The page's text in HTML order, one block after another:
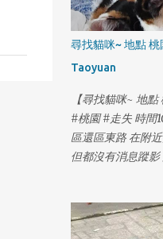
1
尋找貓咪~ 地點
Taoyuan
【尋找貓咪~ 地
#桃園 #走失 時間
區還區東路 在附
但都沒有消息蹤
https://